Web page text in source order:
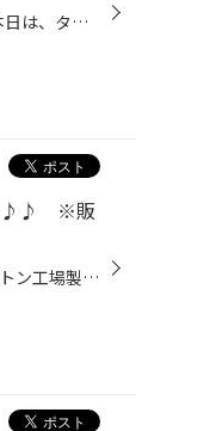
こんにちは、いつも当店をご利用いただきましてありがとうございます。 本日は、タイヤ館でお得にメンテナンスサービスを受けることができる 「メンテナンスパック」をご紹介いたします。 唐突ですが、普段、おクルマの管理をどのようにされていますか？ 当店にお越しいただくお客様にお聞きすると...
♪♪ ※販
ブリヂストンタイヤの 【ECOPIA】エコピア 【NEWNO】ニューノ ブリヂストン工場製タイヤの 【SEIBERLING】セイバーリング 上記タイヤが 数量限定でスペシャルプライス に Σ(･ω･ﾉ)ﾉ！ 1月17日(金)～26日(日)は 今ならおトク！タイヤスペシャルプライスDay☆彡 ↓↓↓ 対象サイズ と 価格はコチラ ↓↓↓ タ...